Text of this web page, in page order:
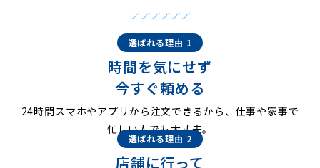
選ばれる理由 1
時間を気にせず
今すぐ頼める
24時間スマホやアプリから注文できるから、仕事や家事で
忙しい人でも大丈夫。
選ばれる理由 2
店舗に行って